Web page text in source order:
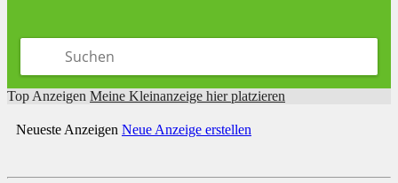
Top Anzeigen Meine Kleinanzeige hier platzieren
Neueste Anzeigen Neue Anzeige erstellen